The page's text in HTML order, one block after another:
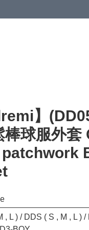
】
棒球服外套
, L ) / DDS ( S , M , L )